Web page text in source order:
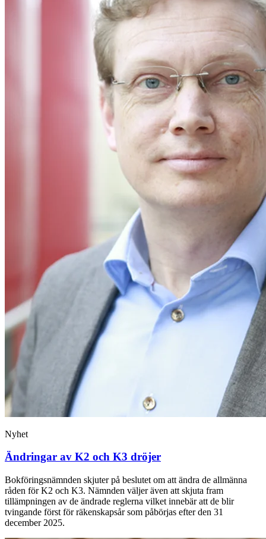
Nyhet
Ändringar av K2 och K3 dröjer
Bokföringsnämnden skjuter på beslutet om att ändra de allmänna
råden för K2 och K3. Nämnden väljer även att skjuta fram
tillämpningen av de ändrade reglerna vilket innebär att de blir
tvingande först för räkenskapsår som påbörjas efter den 31
december 2025.